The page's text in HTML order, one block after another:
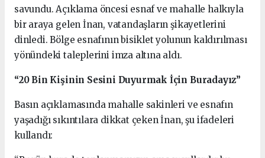
savundu. Açıklama öncesi esnaf ve mahalle halkıyla
bir araya gelen İnan, vatandaşların şikayetlerini
dinledi. Bölge esnafının bisiklet yolunun kaldırılması
yönündeki taleplerini imza altına aldı.
“20 Bin Kişinin Sesini Duyurmak İçin Buradayız”
Basın açıklamasında mahalle sakinleri ve esnafın
yaşadığı sıkıntılara dikkat çeken İnan, şu ifadeleri
kullandı: